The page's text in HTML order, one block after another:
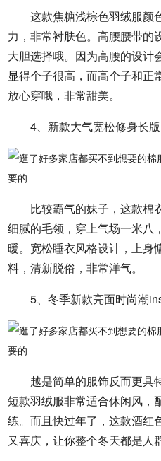
这款焦糖浅棕色羽绒服颜
力，非常衬肤色。高腰腰带的
大胆选择哦。因为高腰的设计
显得个子很高，而高个子和正
放心穿哦，非常甜美。
4、新款大气宽松修身长
比较霸气的妹子，这款棉
细腻的毛领，穿上气场一米八
暖。宽松睡衣风格设计，上身
料，清新脱俗，非常洋气。
5、冬季新款亮面时尚潮
越是简单的服饰反而更具
短款羽绒服非常适合休闲风，
练。而且快过年了，这款酒红
又喜庆，让你整个冬天都是人